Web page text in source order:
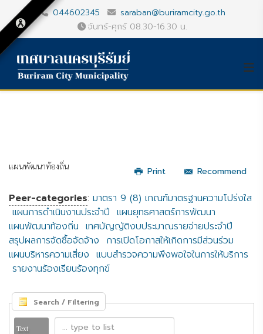
044602345
saraban@buriramcity.go.th
จันทร์-ศุกร์ 08.30-16.30 น.
Print Recommend
แผนพัฒนาท้องถิ่น
Peer-categories: มาตรา 9 (8) เกณฑ์มาตรฐานความโปร่งใส
แผนการดำเนินงานประจำปี แผนยุทธศาสตร์การพัฒนา
แผนพัฒนาท้องถิ่น เทศบัญญัติงบประมาณรายจ่ายประจำปี
สรุปผลการจัดซื้อจัดจ้าง การเปิดโอกาสให้เกิดการมีส่วนร่วม
แผนบริหารความเสี่ยง แบบสำรวจความพึงพอใจในการให้บริการ
รายงานร้องเรียนร้องทุกข์
Search / Filtering
Text